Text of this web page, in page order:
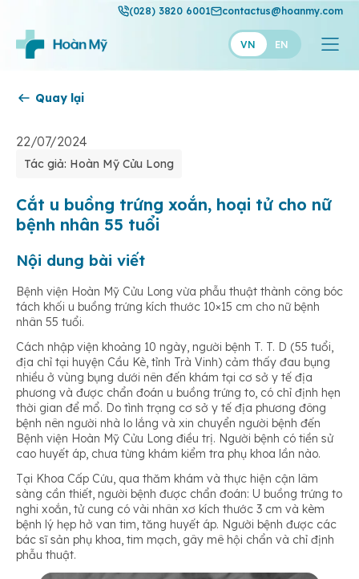
(028) 3820 6001 contactus@hoanmy.com
VN EN
Hạnh Phúc
Thuận Mỹ
Quay lại
22/07/2024
Tác giả: Hoàn Mỹ Cửu Long
Cắt u buồng trứng xoắn, hoại tử cho nữ
bệnh nhân 55 tuổi
Nội dung bài viết
Bệnh viện Hoàn Mỹ Cửu Long vừa phẫu thuật thành công bóc
tách khối u buồng trứng kích thước 10×15 cm cho nữ bệnh
nhân 55 tuổi.
Cách nhập viện khoảng 10 ngày, người bệnh T. T. D (55 tuổi,
địa chỉ tại huyện Cầu Kè, tỉnh Trà Vinh) cảm thấy đau bụng
nhiều ở vùng bụng dưới nên đến khám tại cơ sở y tế địa
phương và được chẩn đoán u buồng trứng to, có chỉ định hẹn
thời gian để mổ. Do tình trạng cơ sở y tế địa phương đông
bệnh nên người nhà lo lắng và xin chuyển người bệnh đến
Bệnh viện Hoàn Mỹ Cửu Long điều trị. Người bệnh có tiền sử
cao huyết áp, chưa từng khám kiểm tra phụ khoa lần nào.
Tại Khoa Cấp Cứu, qua thăm khám và thực hiện cận lâm
sàng cần thiết, người bệnh được chẩn đoán: U buồng trứng to
nghi xoắn, tử cung có vài nhân xơ kích thước 3 cm và kèm
bệnh lý hẹp hở van tim, tăng huyết áp. Người bệnh được các
bác sĩ sản phụ khoa, tim mạch, gây mê hội chẩn và chỉ định
phẫu thuật.